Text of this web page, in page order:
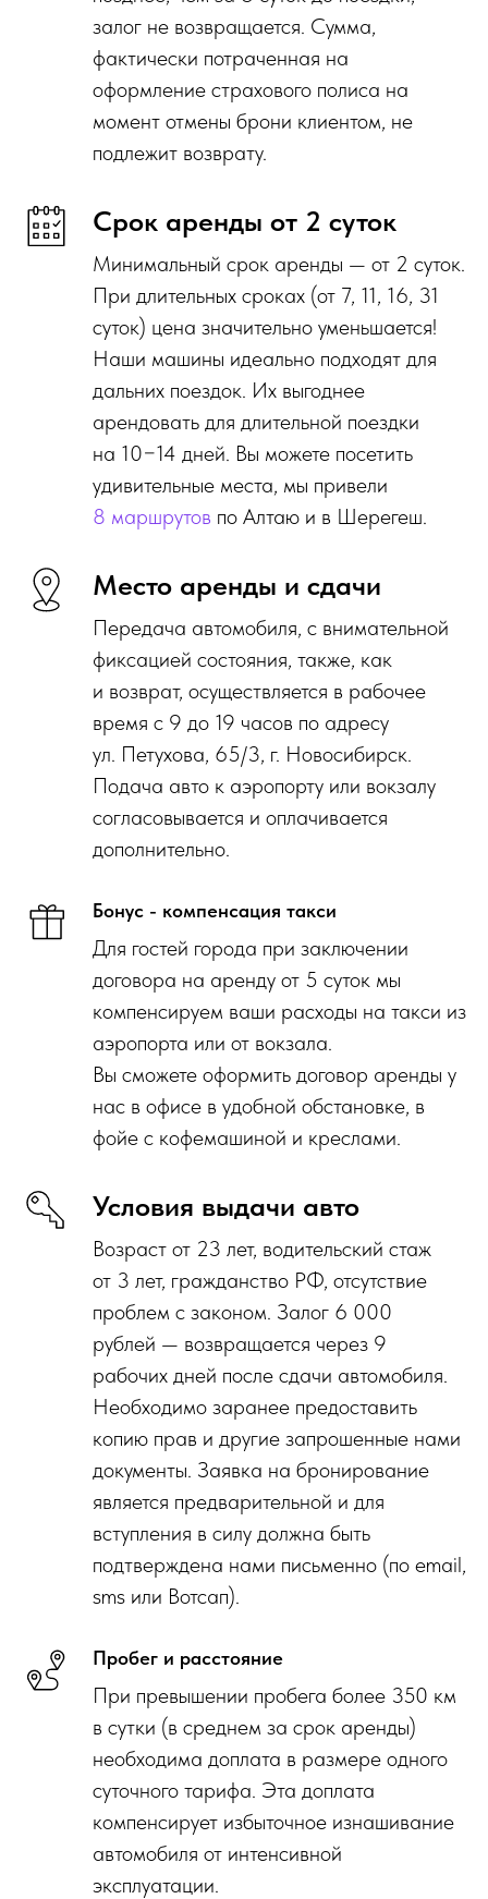
залог не возвращается. Сумма,
фактически потраченная на
оформление страхового полиса на
момент отмены брони клиентом, не
подлежит возврату.
Срок аренды от 2 суток
Минимальный срок аренды — от 2 суток.
При длительных сроках (от 7, 11, 16, 31
суток) цена значительно уменьшается!
Наши машины идеально подходят для
дальних поездок. Их выгоднее
арендовать для длительной поездки
на 10−14 дней. Вы можете посетить
удивительные места, мы привели
8 маршрутов по Алтаю и в Шерегеш.
Место аренды и сдачи
Передача автомобиля, с внимательной
фиксацией состояния, также, как
и возврат, осуществляется в рабочее
время с 9 до 19 часов по адресу
ул. Петухова, 65/3, г. Новосибирск.
Подача авто к аэропорту или вокзалу
согласовывается и оплачивается
дополнительно.
Бонус - компенсация такси
Для гостей города при заключении
договора на аренду от 5 суток мы
компенсируем ваши расходы на такси из
аэропорта или от вокзала.
Вы сможете оформить договор аренды у
нас в офисе в удобной обстановке, в
фойе с кофемашиной и креслами.
Условия выдачи авто
Возраст от 23 лет, водительский стаж
от 3 лет, гражданство РФ, отсутствие
проблем с законом. Залог 6 000
рублей — возвращается через 9
рабочих дней после сдачи автомобиля.
Необходимо заранее предоставить
копию прав и другие запрошенные нами
документы. Заявка на бронирование
является предварительной и для
вступления в силу должна быть
подтверждена нами письменно (по email,
sms или Вотсап).
Пробег и расстояние
При превышении пробега более 350 км
в сутки (в среднем за срок аренды)
необходима доплата в размере одного
суточного тарифа. Эта доплата
компенсирует избыточное изнашивание
автомобиля от интенсивной
эксплуатации.